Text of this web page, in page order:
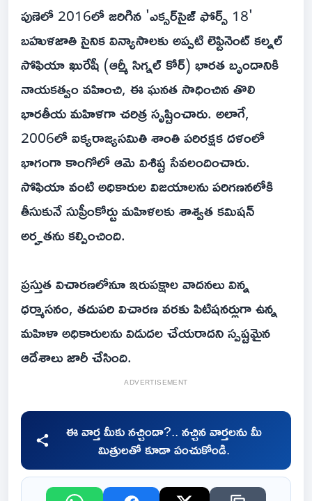
పుణెలో 2016లో జరిగిన 'ఎక్సర్‌సైజ్‌ ఫోర్స్‌ 18'
బహుళజాతి సైనిక విన్యాసాలకు అప్పటి లెఫ్టినెంట్‌ కల్నల్‌
సోఫియా ఖురేషీ (ఆర్మీ సిగ్నల్‌ కోర్‌) భారత బృందానికి
నాయకత్వం వహించి, ఈ ఘనత సాధించిన తొలి
భారతీయ మహిళగా చరిత్ర సృష్టించారు. అలాగే,
2006లో ఐక్యరాజ్యసమితి శాంతి పరిరక్షక దళంలో
భాగంగా కాంగోలో ఆమె విశిష్ట సేవలందించారు.
సోఫియా వంటి అధికారుల విజయాలను పరిగణనలోకి
తీసుకునే సుప్రీంకోర్టు మహిళలకు శాశ్వత కమిషన్
అర్హతను కల్పించింది.
ప్రస్తుత విచారణలోనూ ఇరుపక్షాల వాదనలు విన్న
ధర్మాసనం, తదుపరి విచారణ వరకు పిటిషనర్లుగా ఉన్న
మహిళా అధికారులను విడుదల చేయరాదని స్పష్టమైన
ఆదేశాలు జారీ చేసింది.
ADVERTISEMENT
ఈ వార్త మీకు నచ్చిందా?.. నచ్చిన వార్తలను మీ
మిత్రులతో కూడా పంచుకోండి.